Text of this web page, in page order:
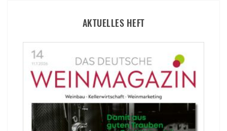
AKTUELLES HEFT